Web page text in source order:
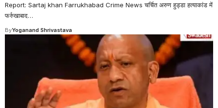
Report: Sartaj khan Farrukhabad Crime News चर्चित अरुण हुड्डा हत्याकांड में
फर्रुखाबाद…
ByYoganand Shrivastava